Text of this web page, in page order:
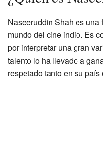
Naseeruddin Shah es una
mundo del cine indio. Es
por interpretar una gran
talento lo ha llevado a
respetado tanto en su